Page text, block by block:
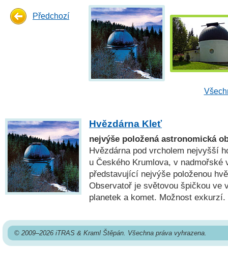
Předchozí
Hvězdárna Kleť
nejvýše položená astronomická
Hvězdárna pod vrcholem nejvyšší
u Českého Krumlova, v nadmořské
představující nejvýše položenou
Observatoř je světovou špičkou ve
planetek a komet. Možnost exkurzí.
© 2009–2026 iTRAS & Kraml Štěpán. Všechna práva vyhrazena.